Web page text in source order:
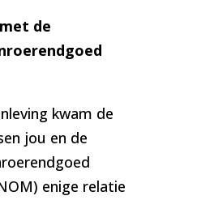
de
kwam de
jou en de
enige relatie